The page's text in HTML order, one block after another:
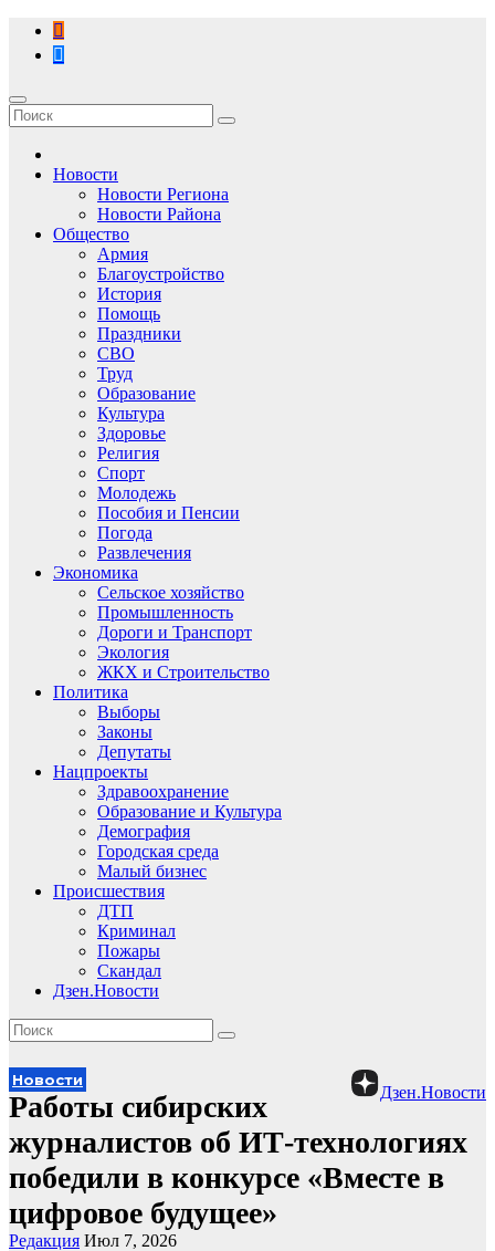
Перейти
содержимому
Новости
Новости Региона
Новости Района
Общество
Армия
Благоустройство
История
Помощь
Праздники
СВО
Труд
Образование
Культура
Здоровье
Религия
Спорт
Молодежь
Пособия и Пенсии
Погода
Развлечения
Экономика
Сельское хозяйство
Промышленность
Дороги и Транспорт
Экология
ЖКХ и Строительство
Политика
Выборы
Законы
Депутаты
Нацпроекты
Здравоохранение
Образование и Культура
Демография
Городская среда
Малый бизнес
Происшествия
ДТП
Криминал
Пожары
Скандал
Дзен.Новости
Дзен.Новости
Новости
Работы сибирских
журналистов об ИТ-технологиях
победили в конкурсе «Вместе в
цифровое будущее»
Редакция Июл 7, 2026